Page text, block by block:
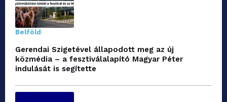
Belföld
Gerendai Szigetével állapodott meg az új
közmédia – a fesztiválalapító Magyar Péter
indulását is segítette